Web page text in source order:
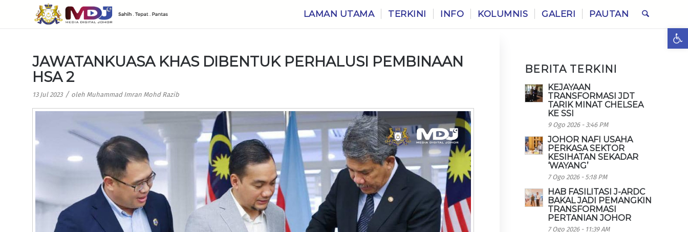
LAMAN UTAMA TERKINI INFO KOLUMNIS GALERI PAUTAN
JAWATANKUASA KHAS DIBENTUK PERHALUSI PEMBINAAN
HSA 2
13 Jul 2023 / oleh Muhammad Imran Mohd Razib
BERITA TERKINI
KEJAYAAN
TRANSFORMASI JDT
TARIK MINAT CHELSEA
KE SSI
9 Ogo 2026 - 3:46 PM
JOHOR NAFI USAHA
PERKASA SEKTOR
KESIHATAN SEKADAR
‘WAYANG’
7 Ogo 2026 - 5:18 PM
HAB FASILITASI J-ARDC
BAKAL JADI PEMANGKIN
TRANSFORMASI
PERTANIAN JOHOR
7 Ogo 2026 - 11:39 AM